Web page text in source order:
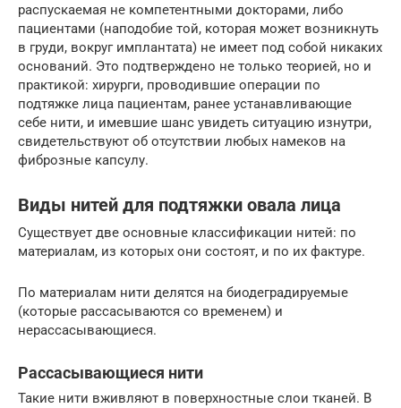
распускаемая не компетентными докторами, либо
пациентами (наподобие той, которая может возникнуть
в груди, вокруг имплантата) не имеет под собой никаких
оснований. Это подтверждено не только теорией, но и
практикой: хирурги, проводившие операции по
подтяжке лица пациентам, ранее устанавливающие
себе нити, и имевшие шанс увидеть ситуацию изнутри,
свидетельствуют об отсутствии любых намеков на
фиброзные капсулу.
Виды нитей для подтяжки овала лица
Существует две основные классификации нитей: по
материалам, из которых они состоят, и по их фактуре.
По материалам нити делятся на биодеградируемые
(которые рассасываются со временем) и
нерассасывающиеся.
Рассасывающиеся нити
Такие нити вживляют в поверхностные слои тканей. В